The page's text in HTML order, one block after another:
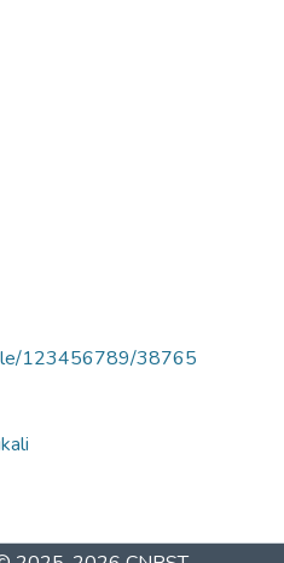
123456789/38765